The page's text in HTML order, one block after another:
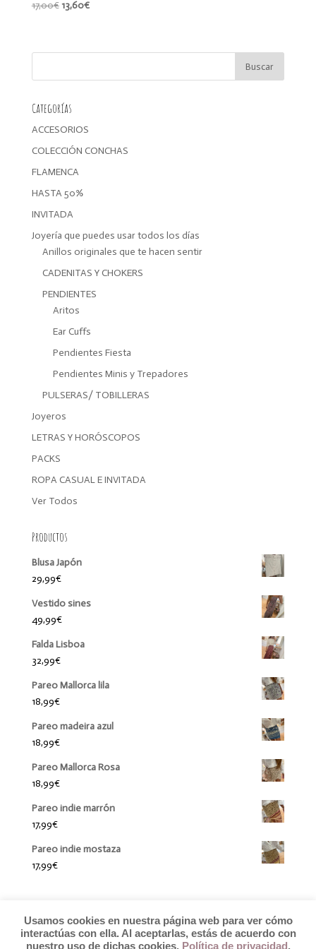
17,00€El
era:
13,60€El
es:
Categorías
ACCESORIOS
COLECCIÓN CONCHAS
FLAMENCA
HASTA 50%
INVITADA
Joyería que puedes usar todos los días
Anillos originales que te hacen sentir
CADENITAS Y CHOKERS
PENDIENTES
Aritos
Ear Cuffs
Pendientes Fiesta
Pendientes Minis y Trepadores
PULSERAS/ TOBILLERAS
Joyeros
LETRAS Y HORÓSCOPOS
PACKS
ROPA CASUAL E INVITADA
Ver Todos
Productos
Blusa Japón
29,99€
Vestido sines
49,99€
Falda Lisboa
32,99€
Pareo Mallorca lila
18,99€
Pareo madeira azul
18,99€
Pareo Mallorca Rosa
18,99€
Pareo indie marrón
17,99€
Pareo indie mostaza
17,99€
Usamos cookies en nuestra página web para ver cómo
interactúas con ella. Al aceptarlas, estás de acuerdo con
nuestro uso de dichas cookies. Política de privacidad .